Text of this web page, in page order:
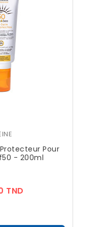
Pour
- 200ml
TND